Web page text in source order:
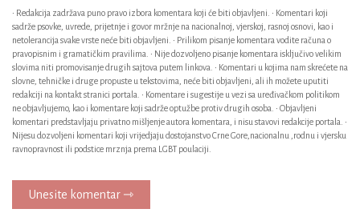
• Redakcija zadržava puno pravo izbora komentara koji će biti objavljeni. • Komentari koji
sadrže psovke, uvrede, prijetnje i govor mržnje na nacionalnoj, vjerskoj, rasnoj osnovi, kao i
netolerancija svake vrste neće biti objavljeni. • Prilikom pisanje komentara vodite računa o
pravopisnim i gramatičkim pravilima. • Nije dozvoljeno pisanje komentara isključivo velikim
slovima niti promovisanje drugih sajtova putem linkova. • Komentari u kojima nam skrećete na
slovne, tehničke i druge propuste u tekstovima, neće biti objavljeni, ali ih možete uputiti
redakciji na kontakt stranici portala. • Komentare i sugestije u vezi sa uređivačkom politikom
ne objavljujemo, kao i komentare koji sadrže optužbe protiv drugih osoba. • Objavljeni
komentari predstavljaju privatno mišljenje autora komentara, i nisu stavovi redakcije portala. •
Nijesu dozvoljeni komentari koji vrijedjaju dostojanstvo Crne Gore,nacionalnu ,rodnu i vjersku
ravnopravnost ili podstice mrznja prema LGBT poulaciji.
Unesite komentar ⇾